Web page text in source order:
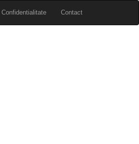
Confidentialitate Contact